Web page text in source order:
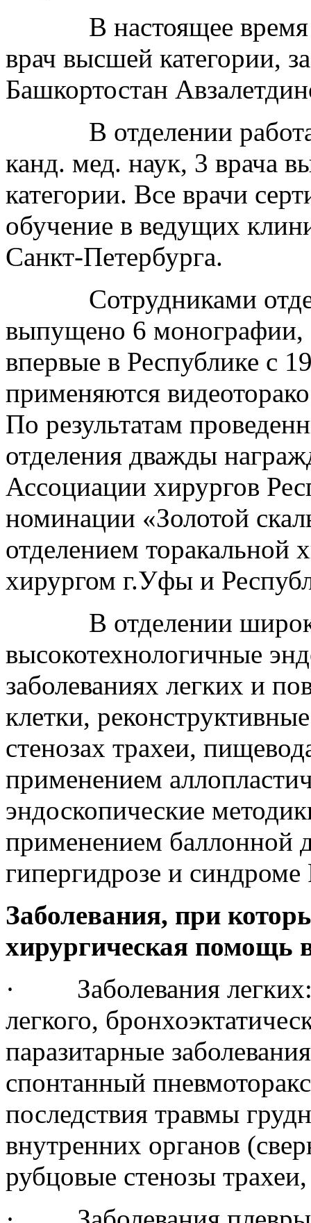
В настоящее время
врач высшей категории,
Башкортостан
В отделении
канд. мед. наук, 3 врача
категории. Все врачи
обучение в ведущих
Санкт-Петербурга.
Сотрудниками
выпущено 6 монографии,
впервые в Республике с
применяются
По результатам
отделения дважды
Ассоциации хирургов
номинации «Золотой
отделением
хирургом г.Уфы и
В отделении широко
высокотехнологичные
заболеваниях легких и
клетки,
стенозах трахеи,
применением
эндоскопические
применением баллонной
гипергидрозе и
Заболевания, при
хирургическая помощь
· Заболевания легких:
легкого,
паразитарные
спонтанный
последствия травмы
внутренних органов
рубцовые стенозы